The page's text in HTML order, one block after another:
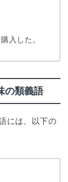
入した。
の類義語
には、以下の